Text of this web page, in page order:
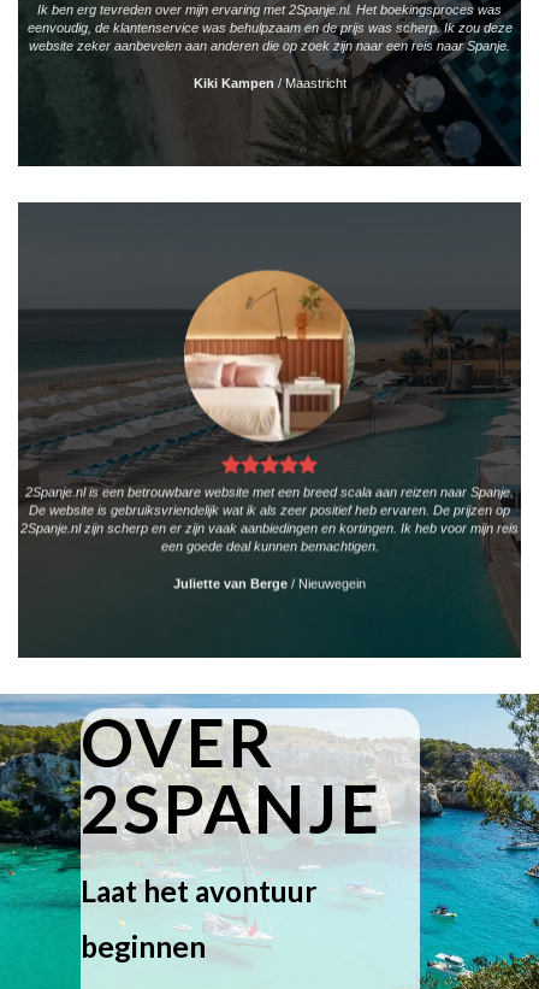
Ik ben erg tevreden over mijn ervaring met 2Spanje.nl. Het boekingsproces was
eenvoudig, de klantenservice was behulpzaam en de prijs was scherp. Ik zou deze
website zeker aanbevelen aan anderen die op zoek zijn naar een reis naar Spanje.
Kiki Kampen /Maastricht
2Spanje.nl is een betrouwbare website met een breed scala aan reizen naar Spanje.
De website is gebruiksvriendelijk wat ik als zeer positief heb ervaren. De prijzen op
2Spanje.nl zijn scherp en er zijn vaak aanbiedingen en kortingen. Ik heb voor mijn reis
een goede deal kunnen bemachtigen.
Juliette van Berge / Nieuwegein
OVER
2SPANJE
Laat het avontuur
beginnen